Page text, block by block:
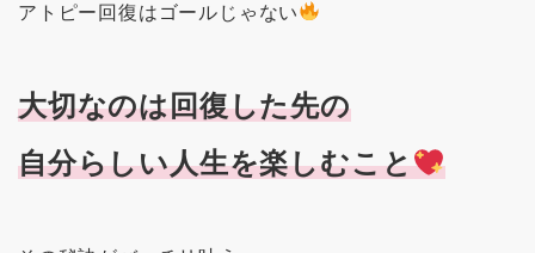
アトピー回復はゴールじゃない
大切なのは回復した先の
自分らしい人生を楽しむこと